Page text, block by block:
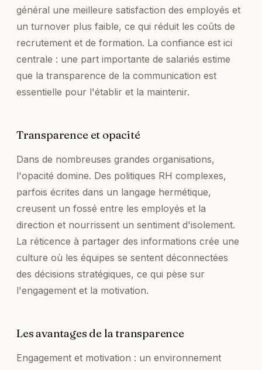
général une meilleure satisfaction des employés et
un turnover plus faible, ce qui réduit les coûts de
recrutement et de formation. La confiance est ici
centrale : une part importante de salariés estime
que la transparence de la communication est
essentielle pour l'établir et la maintenir.
Transparence et opacité
Dans de nombreuses grandes organisations,
l'opacité domine. Des politiques RH complexes,
parfois écrites dans un langage hermétique,
creusent un fossé entre les employés et la
direction et nourrissent un sentiment d'isolement.
La réticence à partager des informations crée une
culture où les équipes se sentent déconnectées
des décisions stratégiques, ce qui pèse sur
l'engagement et la motivation.
Les avantages de la transparence
Engagement et motivation : un environnement